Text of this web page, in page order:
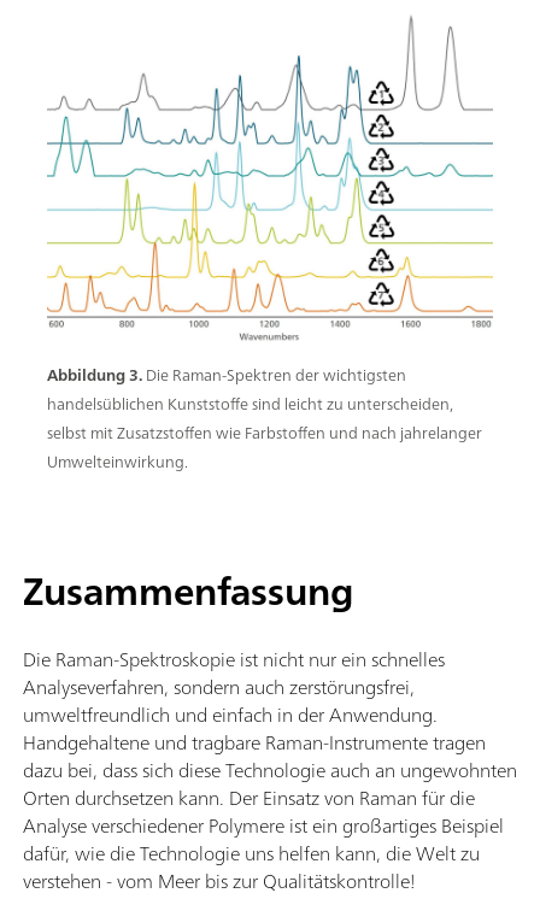
Abbildung 3.Die Raman-Spektren der wichtigsten
handelsüblichen Kunststoffe sind leicht zu unterscheiden,
selbst mit Zusatzstoffen wie Farbstoffen und nach jahrelanger
Umwelteinwirkung.
Zusammenfassung
Die Raman-Spektroskopie ist nicht nur ein schnelles
Analyseverfahren, sondern auch zerstörungsfrei,
umweltfreundlich und einfach in der Anwendung.
Handgehaltene und tragbare Raman-Instrumente tragen
dazu bei, dass sich diese Technologie auch an ungewohnten
Orten durchsetzen kann. Der Einsatz von Raman für die
Analyse verschiedener Polymere ist ein großartiges Beispiel
dafür, wie die Technologie uns helfen kann, die Welt zu
verstehen - vom Meer bis zur Qualitätskontrolle!